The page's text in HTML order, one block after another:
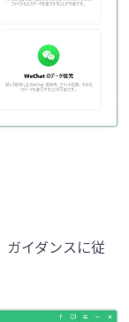
ガイダンスに従